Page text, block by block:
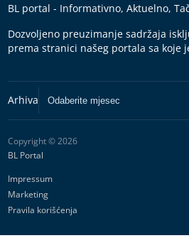
BL portal - Informativno, Aktuelno,
Dozvoljeno preuzimanje sadržaja
prema stranici našeg portala sa koje
Copyright © 2026
BL Portal
Impressum
Marketing
Pravila korišćenja